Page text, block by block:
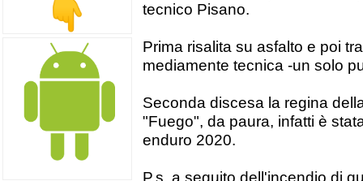
tecnico Pisano.
Prima risalita su asfalto e poi
mediamente tecnica -un solo
Seconda discesa la regina
"Fuego", da paura, infatti è
enduro 2020.
P.s. a seguito dell'incendio di